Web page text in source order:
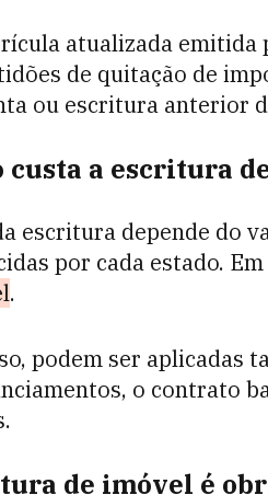
atualizada
de quitação de
ou escritura anterior
custa a escritura
escritura depende do
por cada estado.
.
podem ser aplicadas
o contrato
de imóvel é